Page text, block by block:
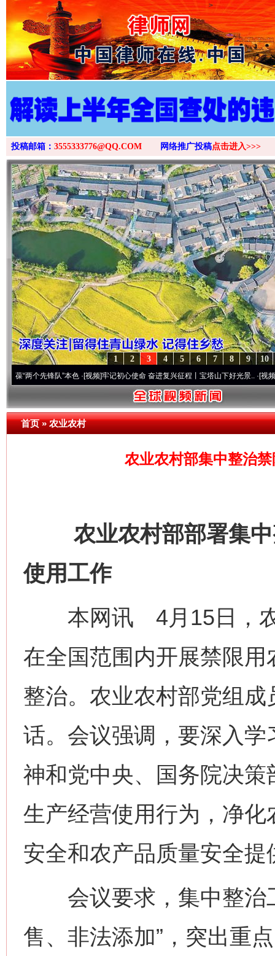
>
投稿邮箱： 3555333776@QQ.COM 网络推广投稿点击进入>>>
10
9
8
7
6
5
4
3
2
1
先锋队”本色·[视频]牢记初心使命 奋进复兴征程丨宝塔山下好光景..·[视频]因党而生
首页»农业农村
农业农村部集中整治
农业农村部部署集中
使用工作
本网讯 4月15日，农
在全国范围内开展禁限
整治。农业农村部党组
话。会议强调，要深入
神和党中央、国务院决
生产经营使用行为，净
安全和农产品质量安全提
会议要求，集中整治
售、非法添加”，突出重